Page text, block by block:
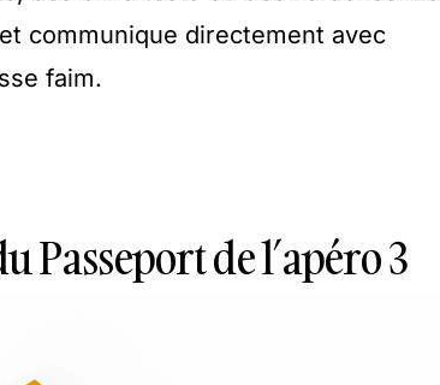
communique directement avec
faim.
Passeport de l’apéro 3